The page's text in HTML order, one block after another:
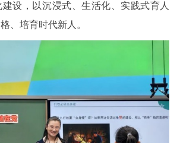
设，以沉浸式、生活化、实践式育人
、培育时代新人。